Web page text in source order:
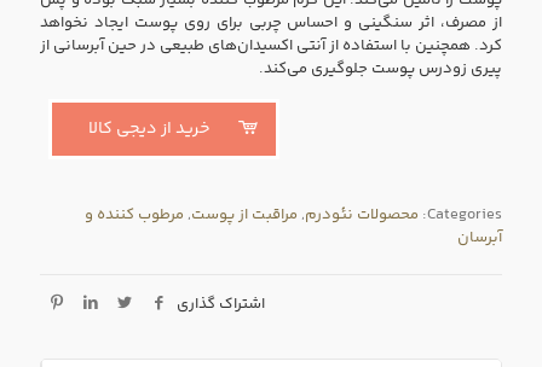
از مصرف، اثر سنگینی و احساس چربی برای روی پوست ایجاد نخواهد
کرد. همچنین با استفاده از آنتی اکسیدان‌های طبیعی در حین آبرسانی از
پیری زودرس پوست جلوگیری می‌کند.
خرید از دیجی کالا
Categories: محصولات نئودرم, مراقبت از پوست, مرطوب کننده و
آبرسان
اشتراک گذاری